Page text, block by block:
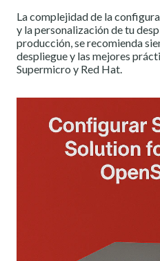
La complejidad de la
y la personalización de tu
producción, se recomienda
despliegue y las mejores
Supermicro y Red Hat.